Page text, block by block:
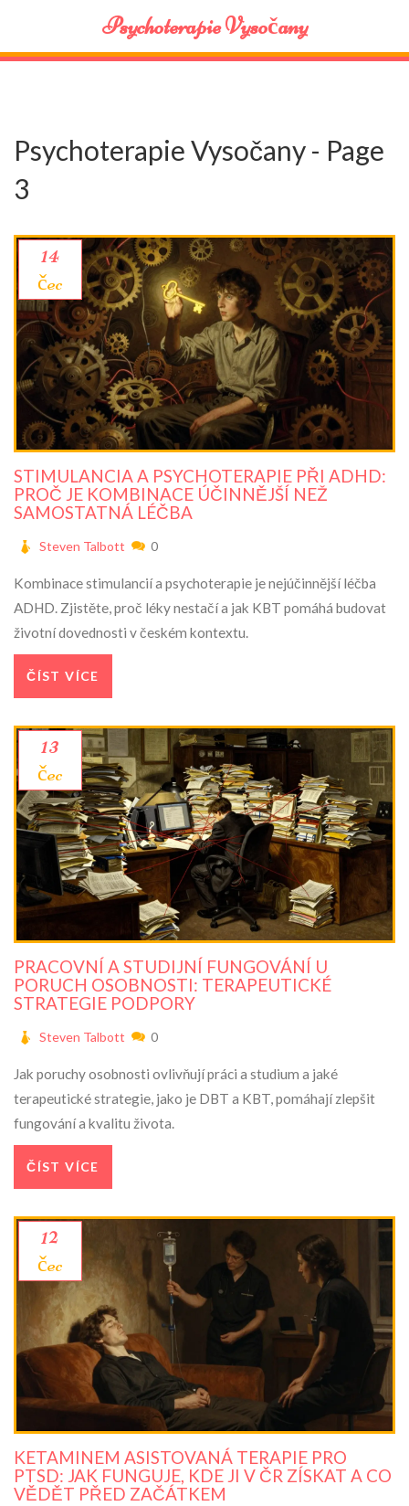
Psychoterapie Vysočany
Psychoterapie Vysočany - Page
3
14
čec
STIMULANCIA A PSYCHOTERAPIE PŘI ADHD:
PROČ JE KOMBINACE ÚČINNĚJŠÍ NEŽ
SAMOSTATNÁ LÉČBA
Steven Talbott 0
Kombinace stimulancií a psychoterapie je nejúčinnější léčba
ADHD. Zjistěte, proč léky nestačí a jak KBT pomáhá budovat
životní dovednosti v českém kontextu.
ČÍST VÍCE
13
čec
PRACOVNÍ A STUDIJNÍ FUNGOVÁNÍ U
PORUCH OSOBNOSTI: TERAPEUTICKÉ
STRATEGIE PODPORY
Steven Talbott 0
Jak poruchy osobnosti ovlivňují práci a studium a jaké
terapeutické strategie, jako je DBT a KBT, pomáhají zlepšit
fungování a kvalitu života.
ČÍST VÍCE
12
čec
KETAMINEM ASISTOVANÁ TERAPIE PRO
PTSD: JAK FUNGUJE, KDE JI V ČR ZÍSKAT A CO
VĚDĚT PŘED ZAČÁTKEM